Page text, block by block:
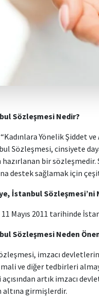
Sözleşmesi Nedir?
“Kadınlara Yönelik Şiddet
Sözleşmesi, cinsiyete
hazırlanan bir
destek sağlamak için
İstanbul Sözleşmesi’ni
Mayıs 2011 tarihinde
Sözleşmesi Neden
imzacı
ve diğer tedbirleri
artık imzacı
altına girmişlerdir.